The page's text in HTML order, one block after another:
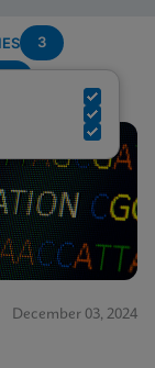
3
December 03, 2024